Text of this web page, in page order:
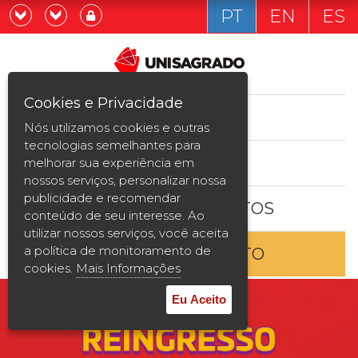
Graduação
Pós-graduação e MBA
Curta Duração
Vestibular
2ª Graduação
Transferência
Reingresso
Já sou estudande
Quero ser estudante
PT EN ES
ESTUDE AQUI
BOLSAS E DESCONTOS
ENTRE EM CONTATO
Cookies e Privacidade
Nós utilizamos cookies e outras
tecnologias semelhantes para
melhorar sua experiência em
nossos serviços, personalizar nossa
publicidade e recomendar
conteúdo de seu interesse. Ao
utilizar nossos serviços, você aceita
a política de monitoramento de
cookies. Mais Informações
Eu Aceito